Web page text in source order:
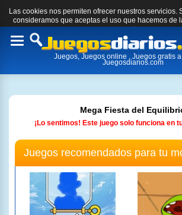
Las cookies nos permiten ofrecer nuestros servicios.
consideramos que aceptas el uso que hacemos de
cookies.
Toggle
Juegos, Juegos online , Juegos gratis
Juegosdiarios.com
Mega Fiesta del
¡Lo sentimos! Este juego solo funciona en
Juegos recomendados para tu